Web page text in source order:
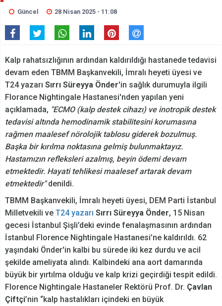
Güncel 28 Nisan 2025 - 11:08
Kalp rahatsızlığının ardından kaldırıldığı hastanede tedavisi
devam eden TBMM Başkanvekili, İmralı heyeti üyesi ve
T24 yazarı Sırrı Süreyya Önder'in sağlık durumuyla ilgili
Florance Nightingale Hastanesi'nden yapılan yeni
açıklamada, "ECMO (kalp destek cihazı) ve inotropik destek
tedavisi altında hemodinamik stabilitesini korumasına
rağmen maalesef nörolojik tablosu giderek bozulmuş.
Başka bir kırılma noktasına gelmiş bulunmaktayız.
Hastamızın refleksleri azalmış, beyin ödemi devam
etmektedir. Hayati tehlikesi maalesef artarak devam
etmektedir"denildi.
TBMM Başkanvekili, İmralı heyeti üyesi, DEM Parti İstanbul
Milletvekili ve T24 yazarı Sırrı Süreyya Önder, 15 Nisan
gecesi İstanbul Şişli’deki evinde fenalaşmasının ardından
İstanbul Florence Nightingale Hastanesi’ne kaldırıldı. 62
yaşındaki Önder'in kalbi bu sürede iki kez durdu ve acil
şekilde ameliyata alındı. Kalbindeki ana aort damarında
büyük bir yırtılma olduğu ve kalp krizi geçirdiği tespit edildi.
Florence Nightingale Hastaneler Rektörü Prof. Dr. Çavlan
Çiftçi’nin “kalp hastalıkları içindeki en büyük